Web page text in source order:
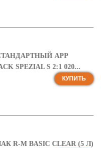
APP
SPEZIAL S 2:1 020...
КУПИТЬ
R-M BASIC CLEAR (5 Л)